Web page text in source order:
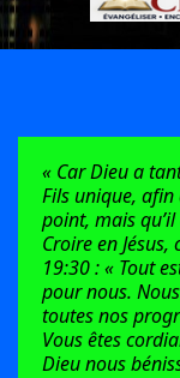
« Car Dieu a
Fils unique,
point, mais
Croire en Jésus,
19:30 : « Tout
pour nous.
toutes nos
Vous êtes
Dieu nous